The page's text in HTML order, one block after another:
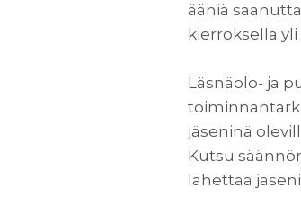
ääniä
kierroksella
Läsnäolo- ja
jäseninä
Kutsu
lähettää